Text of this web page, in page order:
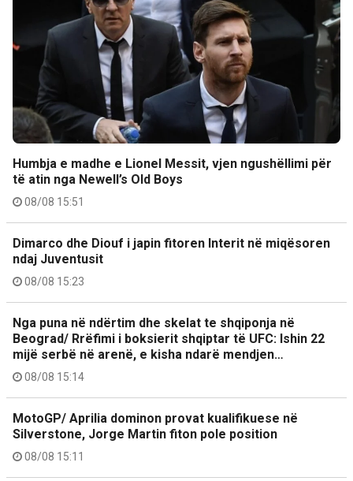
Humbja e madhe e Lionel Messit, vjen ngushëllimi për
të atin nga Newell’s Old Boys
08/08 15:51
Dimarco dhe Diouf i japin fitoren Interit në miqësoren
ndaj Juventusit
08/08 15:23
Nga puna në ndërtim dhe skelat te shqiponja në
Beograd/ Rrëfimi i boksierit shqiptar të UFC: Ishin 22
mijë serbë në arenë, e kisha ndarë mendjen…
08/08 15:14
MotoGP/ Aprilia dominon provat kualifikuese në
Silverstone, Jorge Martin fiton pole position
08/08 15:11